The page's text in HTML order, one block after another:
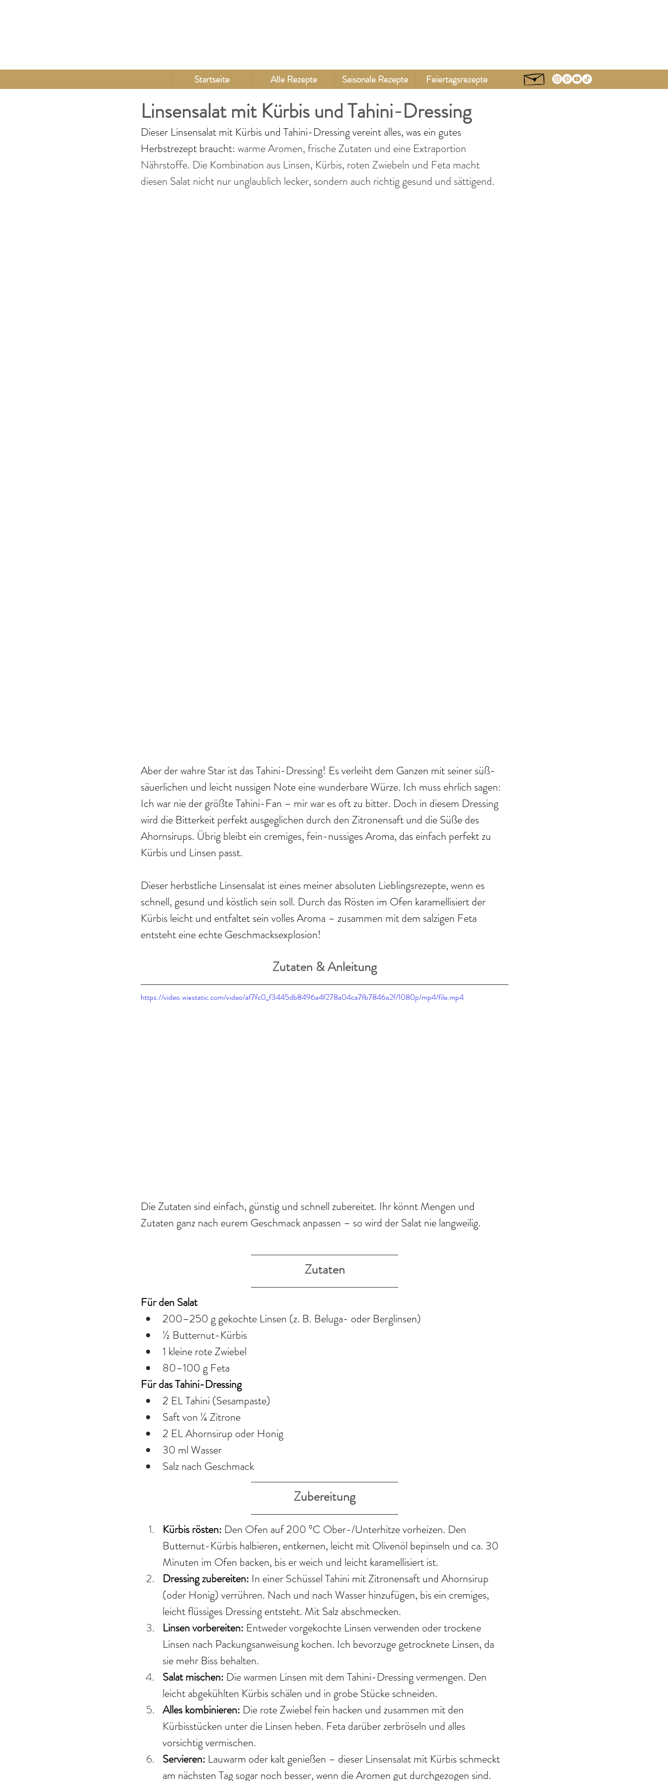
Startseite Alle Rezepte Saisonale Rezepte Feiertagsrezepte
Linsensalat mit Kürbis und Tahini-Dressing
Dieser Linsensalat mit Kürbis und Tahini-Dressing vereint alles, was ein gutes
Herbstrezept braucht: warme Aromen, frische Zutaten und eine Extraportion
Nährstoffe. Die Kombination aus Linsen, Kürbis, roten Zwiebeln und Feta macht
diesen Salat nicht nur unglaublich lecker, sondern auch richtig gesund und sättigend.
Aber der wahre Star ist das Tahini-Dressing! Es verleiht dem Ganzen mit seiner süß-
säuerlichen und leicht nussigen Note eine wunderbare Würze. Ich muss ehrlich sagen:
Ich war nie der größte Tahini-Fan – mir war es oft zu bitter. Doch in diesem Dressing
wird die Bitterkeit perfekt ausgeglichen durch den Zitronensaft und die Süße des
Ahornsirups. Übrig bleibt ein cremiges, fein-nussiges Aroma, das einfach perfekt zu
Kürbis und Linsen passt.
Dieser herbstliche Linsensalat ist eines meiner absoluten Lieblingsrezepte, wenn es
schnell, gesund und köstlich sein soll. Durch das Rösten im Ofen karamellisiert der
Kürbis leicht und entfaltet sein volles Aroma – zusammen mit dem salzigen Feta
entsteht eine echte Geschmacksexplosion!
Zutaten & Anleitung
https://video.wixstatic.com/video/af7fc0_f3445db8496a4f278a04ca7fb7846a2f/1080p/mp4/file.mp4
Die Zutaten sind einfach, günstig und schnell zubereitet. Ihr könnt Mengen und
Zutaten ganz nach eurem Geschmack anpassen – so wird der Salat nie langweilig.
Zutaten
Für den Salat
200–250 g gekochte Linsen (z. B. Beluga- oder Berglinsen)
½ Butternut-Kürbis
1 kleine rote Zwiebel
80–100 g Feta
Für das Tahini-Dressing
2 EL Tahini (Sesampaste)
Saft von ¼ Zitrone
2 EL Ahornsirup oder Honig
30 ml Wasser
Salz nach Geschmack
Zubereitung
Kürbis rösten: Den Ofen auf 200 °C Ober-/Unterhitze vorheizen. Den
Butternut-Kürbis halbieren, entkernen, leicht mit Olivenöl bepinseln und ca. 30
Minuten im Ofen backen, bis er weich und leicht karamellisiert ist.
Dressing zubereiten: In einer Schüssel Tahini mit Zitronensaft und Ahornsirup
(oder Honig) verrühren. Nach und nach Wasser hinzufügen, bis ein cremiges,
leicht flüssiges Dressing entsteht. Mit Salz abschmecken.
Linsen vorbereiten: Entweder vorgekochte Linsen verwenden oder trockene
Linsen nach Packungsanweisung kochen. Ich bevorzuge getrocknete Linsen, da
sie mehr Biss behalten.
Salat mischen: Die warmen Linsen mit dem Tahini-Dressing vermengen. Den
leicht abgekühlten Kürbis schälen und in grobe Stücke schneiden.
Alles kombinieren: Die rote Zwiebel fein hacken und zusammen mit den
Kürbisstücken unter die Linsen heben. Feta darüber zerbröseln und alles
vorsichtig vermischen.
Servieren: Lauwarm oder kalt genießen – dieser Linsensalat mit Kürbis schmeckt
am nächsten Tag sogar noch besser, wenn die Aromen gut durchgezogen sind.